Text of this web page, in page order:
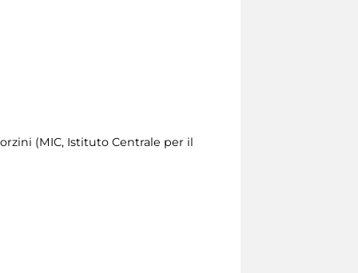
(MIC, Istituto Centrale per il